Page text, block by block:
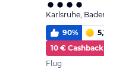
Karlsruhe, Baden-
90% 5,1
10 € Cashback
Flug